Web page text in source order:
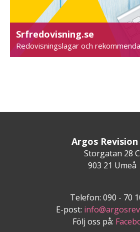
Srfredovisning.se
Redovisningslagar och
Argos Revision
Storgatan 28 C
903 21 Umeå
Telefon: 090 - 70
E-post:
Följ oss på: